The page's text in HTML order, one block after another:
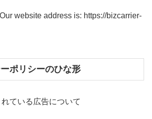
Our website address is: https://bizcarrier-
ポリシーのひな形
ている広告について